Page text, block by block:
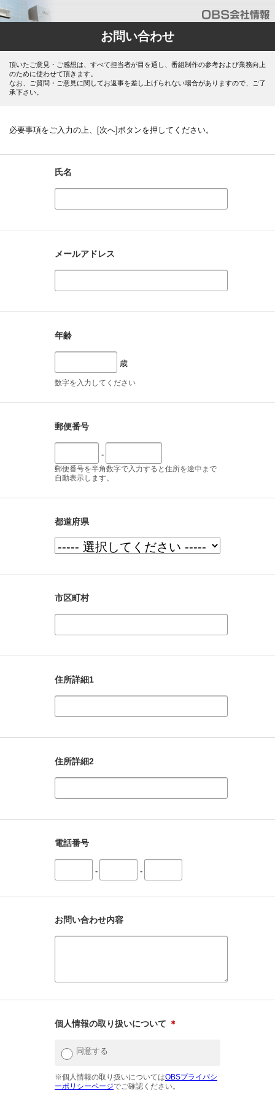
お問い合わせ
頂いたご意見・ご感想は、すべて担当者が目を通し、番組制作の参考および業務向上
のために使わせて頂きます。
なお、ご質問・ご意見に関してお返事を差し上げられない場合がありますので、ご了
承下さい。
必要事項をご入力の上、[次へ]ボタンを押してください。
氏名
メールアドレス
年齢
歳
数字を入力してください
郵便番号
-
郵便番号を半角数字で入力すると住所を途中まで
自動表示します。
都道府県
市区町村
住所詳細1
住所詳細2
電話番号
- -
お問い合わせ内容
個人情報の取り扱いについて ＊
同意する
※個人情報の取り扱いについてはOBSプライバシ
ーポリシーページでご確認ください。